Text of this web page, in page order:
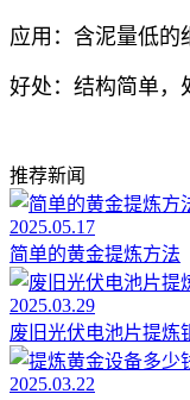
应用：含泥量低的
好处：结构简单，
推荐新闻
2025.05.17
简单的黄金提炼方法
2025.03.29
废旧光伏电池片提炼
2025.03.22